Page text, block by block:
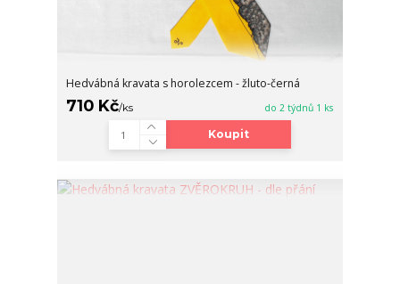
Hedvábná kravata s horolezcem - žluto-černá
710 Kč/ks do 2 týdnů 1 ks
Koupit